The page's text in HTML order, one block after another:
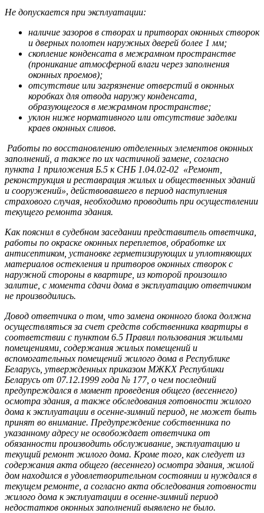
Не допускается при эксплуатации:
наличие зазоров в створах и притворах оконных створок
и дверных полотен наружных дверей более 1 мм;
скопление конденсата в межрамном пространстве
(проникание атмосферной влаги через заполнения
оконных проемов);
отсутствие или загрязнение отверстий в оконных
коробках для отвода наружу конденсата,
образующегося в межрамном пространстве;
уклон ниже нормативного или отсутствие заделки
краев оконных сливов.
Работы по восстановлению отделенных элементов оконных
заполнений, а также по их частичной замене, согласно
пункта 1 приложения Б.5 к СНБ 1.04.02-02 «Ремонт,
реконструкция и реставрация жилых и общественных зданий
и сооружений», действовавшего в период наступления
страхового случая, необходимо проводить при осуществлении
текущего ремонта здания.
Как пояснил в судебном заседании представитель ответчика,
работы по окраске оконных переплетов, обработке их
антисептиком, установке герметизирующих и уплотняющих
материалов остекления и притворов оконных створок с
наружной стороны в квартире, из которой произошло
залитие, с момента сдачи дома в эксплуатацию ответчиком
не производились.
Довод ответчика о том, что замена оконного блока должна
осуществляться за счет средств собственника квартиры в
соответствии с пунктом 6.5 Правил пользования жилыми
помещениями, содержания жилых помещений и
вспомогательных помещений жилого дома в Республике
Беларусь, утвержденных приказом МЖКХ Республики
Беларусь от 07.12.1999 года № 177, о чем последний
предупреждался в момент проведения общего (весеннего)
осмотра здания, а также обследования готовности жилого
дома к эксплуатации в осенне-зимний период, не может быть
принят во внимание. Предупреждение собственника по
указанному адресу не освобождает ответчика от
обязанности производить обслуживание, эксплуатацию и
текущий ремонт жилого дома. Кроме того, как следует из
содержания акта общего (весеннего) осмотра здания, жилой
дом находился в удовлетворительном состоянии и нуждался в
текущем ремонте, а согласно акта обследования готовности
жилого дома к эксплуатации в осенне-зимний период
недостатков оконных заполнений выявлено не было.